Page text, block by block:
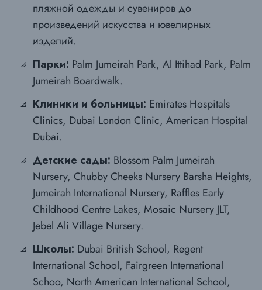
пляжной одежды и сувениров до
произведений искусства и ювелирных
изделий.
Парки: Palm Jumeirah Park, Al Ittihad Park, Palm
Jumeirah Boardwalk.
Клиники и больницы: Emirates Hospitals
Clinics, Dubai London Clinic, American Hospital
Dubai.
Детские сады: Blossom Palm Jumeirah
Nursery, Chubby Cheeks Nursery Barsha Heights,
Jumeirah International Nursery, Raffles Early
Childhood Centre Lakes, Mosaic Nursery JLT,
Jebel Ali Village Nursery.
Школы: Dubai British School, Regent
International School, Fairgreen International
Schoo, North American International School,